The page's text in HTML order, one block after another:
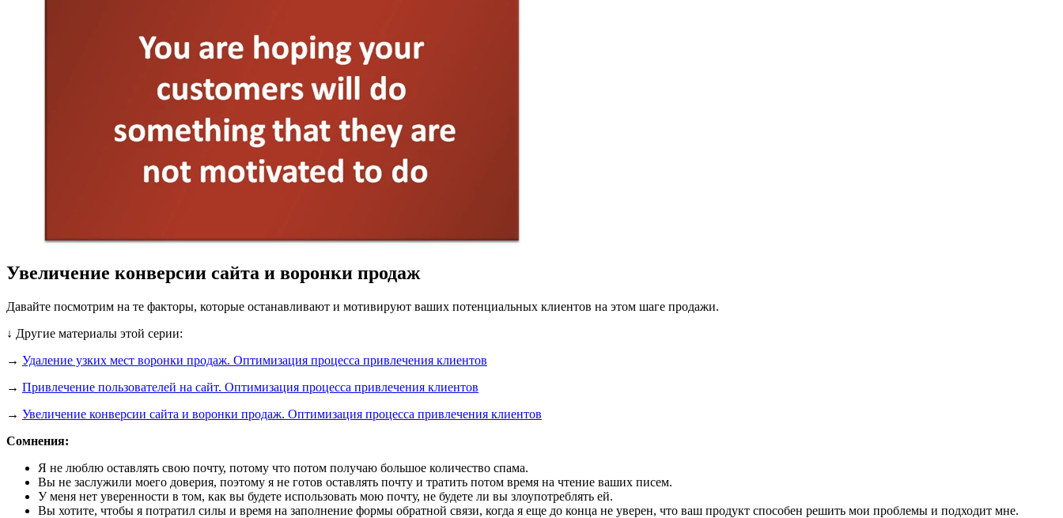
Увеличение конверсии сайта и воронки продаж
Давайте посмотрим на те факторы, которые останавливают и мотивируют ваших потенциальных клиентов на этом шаге продажи.
↓ Другие материалы этой серии:
→ Удаление узких мест воронки продаж. Оптимизация процесса привлечения клиентов
→ Привлечение пользователей на сайт. Оптимизация процесса привлечения клиентов
→ Увеличение конверсии сайта и воронки продаж. Оптимизация процесса привлечения клиентов
Сомнения:
Я не люблю оставлять свою почту, потому что потом получаю большое количество спама.
Вы не заслужили моего доверия, поэтому я не готов оставлять почту и тратить потом время на чтение ваших писем.
У меня нет уверенности в том, как вы будете использовать мою почту, не будете ли вы злоупотреблять ей.
Вы хотите, чтобы я потратил силы и время на заполнение формы обратной связи, когда я еще до конца не уверен, что ваш продукт способен решить мои проблемы и подходит мне.